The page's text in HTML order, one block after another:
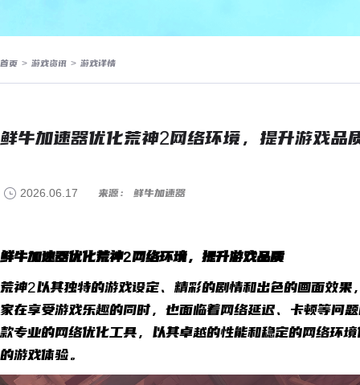
首页 > 游戏资讯 > 游戏详情
鲜牛加速器优化荒神2网络环境，提升游戏品
2026.06.17 来源： 鲜牛加速器
鲜牛加速器优化荒神2网络环境，提升游戏品质
荒神2以其独特的游戏设定、精彩的剧情和出色的画面效
家在享受游戏乐趣的同时，也面临着网络延迟、卡顿等问
款专业的网络优化工具，以其卓越的性能和稳定的网络环
的游戏体验。